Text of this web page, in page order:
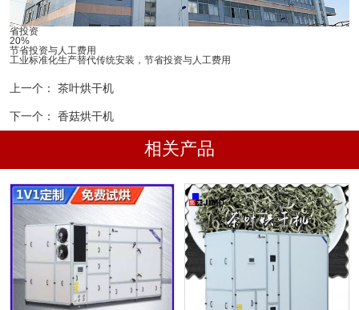
省投资
20%
节省投资与人工费用
工业标准化生产替代传统安装，节省投资与人工费用
上一个： 茶叶烘干机
下一个： 香菇烘干机
相关产品